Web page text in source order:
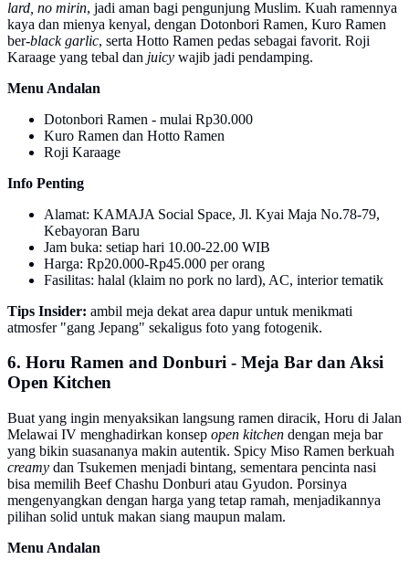
lard, no mirin, jadi aman bagi pengunjung Muslim. Kuah ramennya
kaya dan mienya kenyal, dengan Dotonbori Ramen, Kuro Ramen
ber-black garlic, serta Hotto Ramen pedas sebagai favorit. Roji
Karaage yang tebal dan juicy wajib jadi pendamping.
Menu Andalan
Dotonbori Ramen - mulai Rp30.000
Kuro Ramen dan Hotto Ramen
Roji Karaage
Info Penting
Alamat: KAMAJA Social Space, Jl. Kyai Maja No.78-79,
Kebayoran Baru
Jam buka: setiap hari 10.00-22.00 WIB
Harga: Rp20.000-Rp45.000 per orang
Fasilitas: halal (klaim no pork no lard), AC, interior tematik
Tips Insider: ambil meja dekat area dapur untuk menikmati
atmosfer "gang Jepang" sekaligus foto yang fotogenik.
6. Horu Ramen and Donburi - Meja Bar dan Aksi
Open Kitchen
Buat yang ingin menyaksikan langsung ramen diracik, Horu di Jalan
Melawai IV menghadirkan konsep open kitchen dengan meja bar
yang bikin suasananya makin autentik. Spicy Miso Ramen berkuah
creamy dan Tsukemen menjadi bintang, sementara pencinta nasi
bisa memilih Beef Chashu Donburi atau Gyudon. Porsinya
mengenyangkan dengan harga yang tetap ramah, menjadikannya
pilihan solid untuk makan siang maupun malam.
Menu Andalan